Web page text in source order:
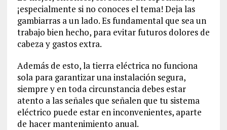
¡especialmente si no conoces el tema! Deja las
gambiarras a un lado. Es fundamental que sea un
trabajo bien hecho, para evitar futuros dolores de
cabeza y gastos extra.
Además de esto, la tierra eléctrica no funciona
sola para garantizar una instalación segura,
siempre y en toda circunstancia debes estar
atento a las señales que señalen que tu sistema
eléctrico puede estar en inconvenientes, aparte
de hacer mantenimiento anual.